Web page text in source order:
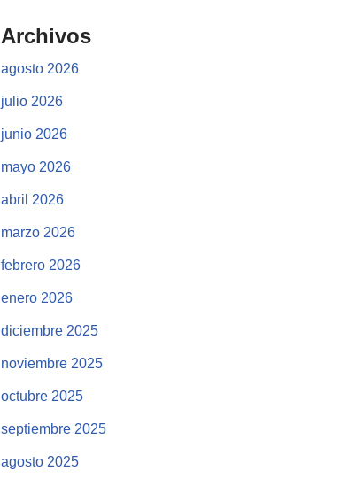
Archivos
agosto 2026
julio 2026
junio 2026
mayo 2026
abril 2026
marzo 2026
febrero 2026
enero 2026
diciembre 2025
noviembre 2025
octubre 2025
septiembre 2025
agosto 2025